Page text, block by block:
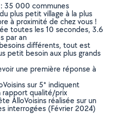
35 000 communes
plus petit village à la plus
à proximité de chez vous !
toutes les 10 secondes, 3.6
par an
différents, tout est
petit besoin aux plus grands
une première réponse à
sur 5* indiquent
rapport qualité/prix
AlloVoisins réalisée sur un
interrogées (Février 2024)